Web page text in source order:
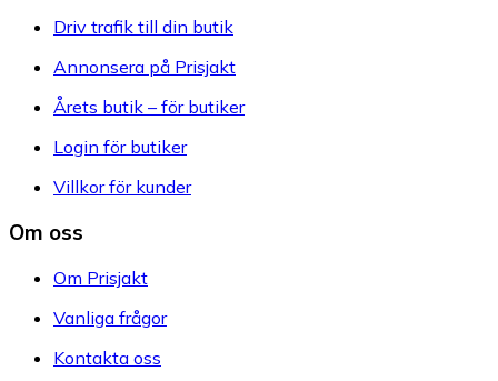
Driv trafik till din butik
Annonsera på Prisjakt
Årets butik – för butiker
Login för butiker
Villkor för kunder
Om oss
Om Prisjakt
Vanliga frågor
Kontakta oss